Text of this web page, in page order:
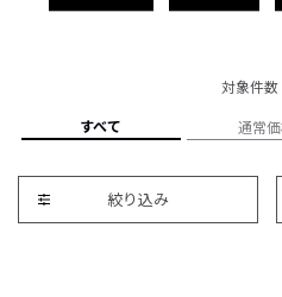
対象件数
すべて 通常
絞り込み